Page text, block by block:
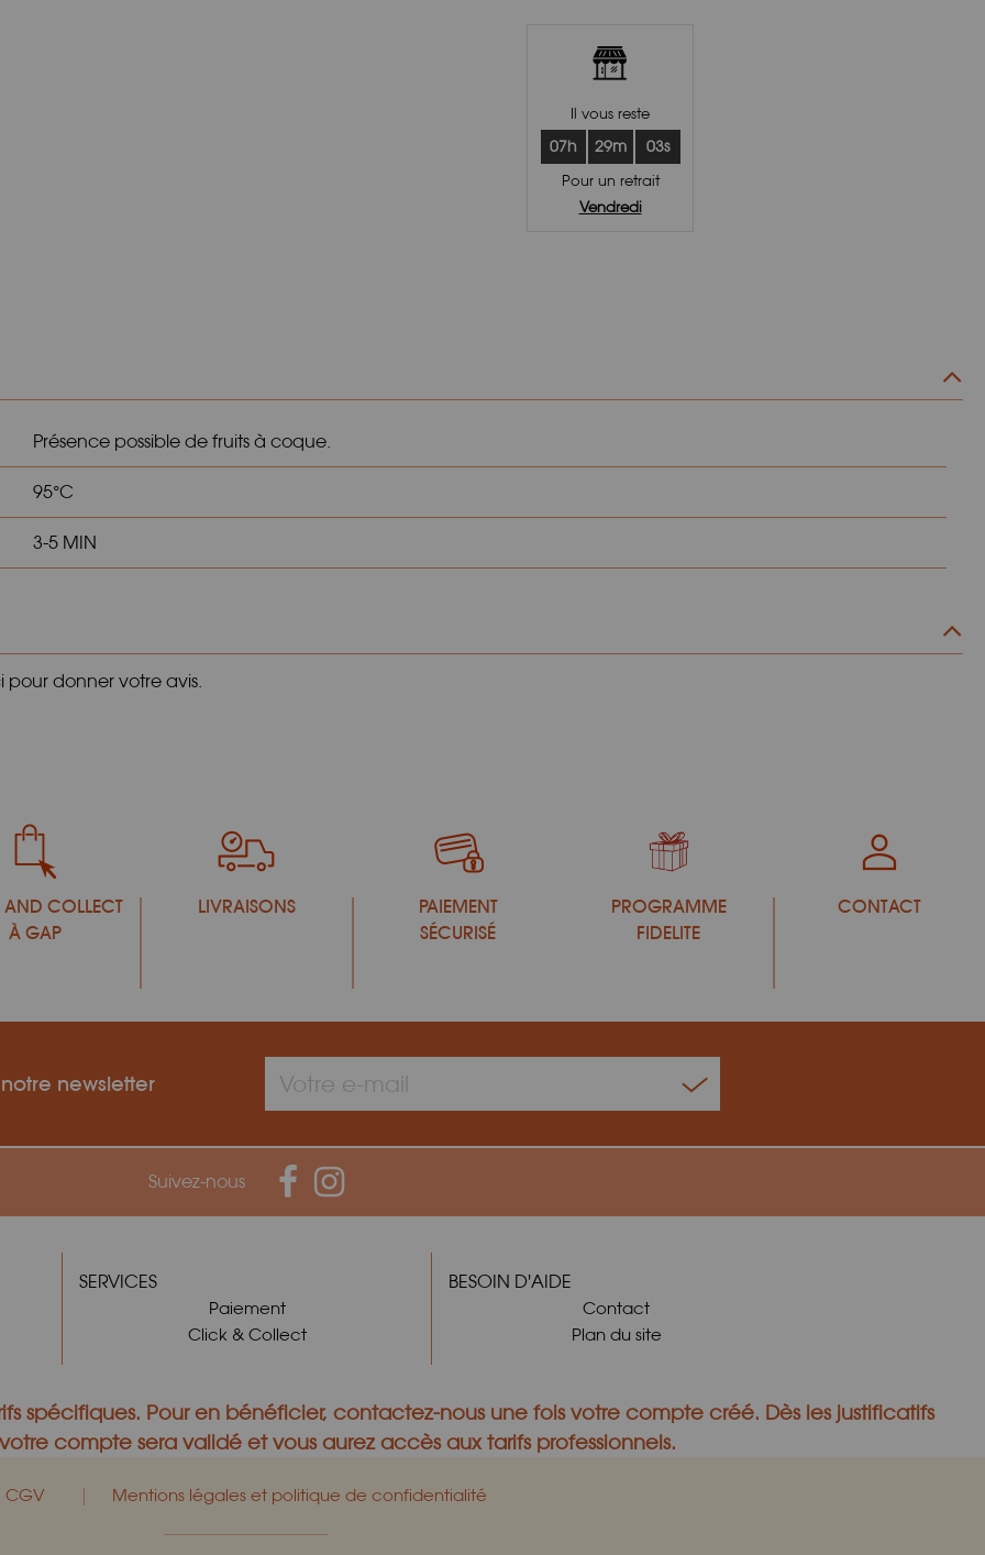
Il vous reste
07h 29m 03s
Pour un retrait
Vendredi
Présence possible de fruits à coque.
95°C
3-5 MIN
pour donner votre avis.
COLLECT
À GAP
LIVRAISONS
PAIEMENT
SÉCURISÉ
PROGRAMME
FIDELITE
CONTACT
newsletter
Suivez-nous
SERVICES
Paiement
Click & Collect
BESOIN D'AIDE
Contact
Plan du site
spécifiques. Pour en bénéficier, contactez-nousune fois votre compte créé. Dès les justificatifs
compte sera validé et vous aurez accès aux tarifs professionnels.
CGV | Mentions légales et politique de confidentialité